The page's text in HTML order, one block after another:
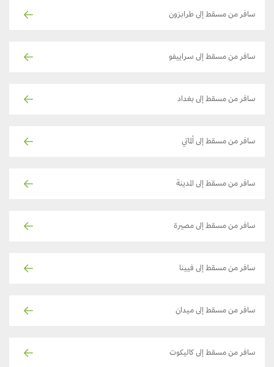
سافر من مسقط إلى طرابزون
سافر من مسقط إلى سراييفو
سافر من مسقط إلى بغداد
سافر من مسقط إلى ألماتي
سافر من مسقط إلى المدينة
سافر من مسقط إلى مصيرة
سافر من مسقط إلى فيينا
سافر من مسقط إلى ميدان
سافر من مسقط إلى كاليكوت